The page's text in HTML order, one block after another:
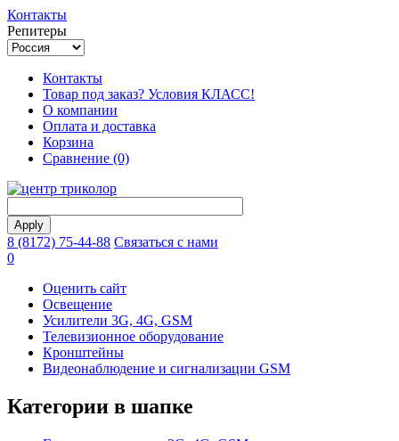
Контакты
Репитеры
Контакты
Товар под заказ? Условия КЛАСС!
О компании
Оплата и доставка
Корзина
Сравнение (0)
8 (8172) 75-44-88 Связаться с нами
0
Оценить сайт
Освещение
Усилители 3G, 4G, GSM
Телевизионное оборудование
Кронштейны
Видеонаблюдение и сигнализации GSM
Категории в шапке